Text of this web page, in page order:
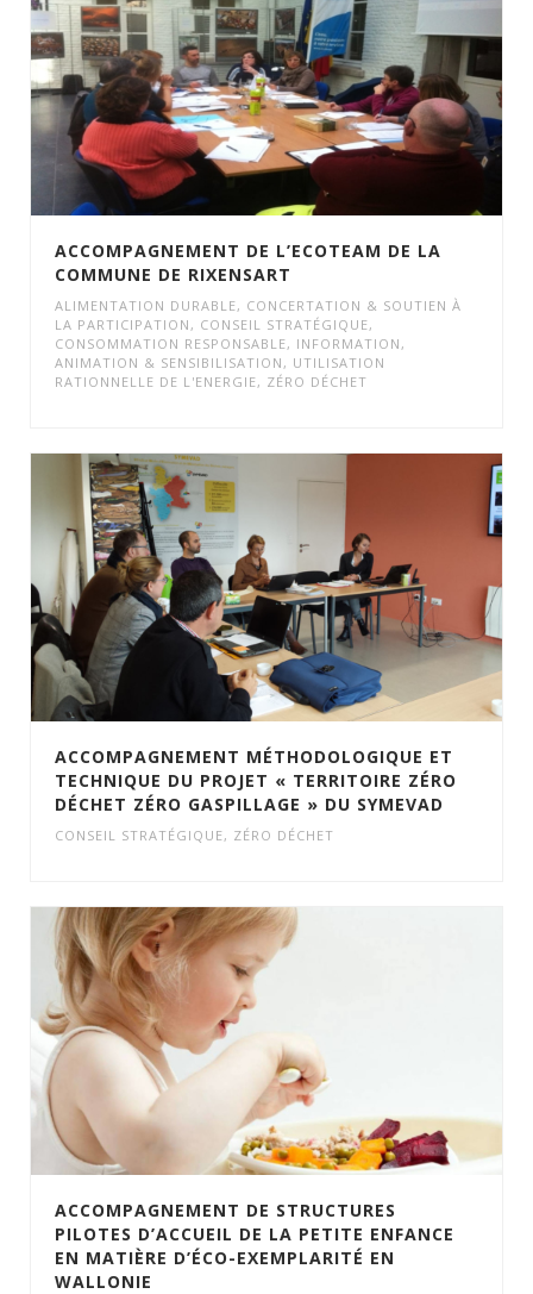
ACCOMPAGNEMENT DE L’ECOTEAM DE LA
COMMUNE DE RIXENSART
ALIMENTATION DURABLE, CONCERTATION & SOUTIEN À
LA PARTICIPATION , CONSEIL STRATÉGIQUE,
CONSOMMATION RESPONSABLE, INFORMATION,
ANIMATION & SENSIBILISATION , UTILISATION
RATIONNELLE DE L'ENERGIE, ZÉRO DÉCHET
ACCOMPAGNEMENT MÉTHODOLOGIQUE ET
TECHNIQUE DU PROJET « TERRITOIRE ZÉRO
DÉCHET ZÉRO GASPILLAGE » DU SYMEVAD
CONSEIL STRATÉGIQUE, ZÉRO DÉCHET
ACCOMPAGNEMENT DE STRUCTURES
PILOTES D’ACCUEIL DE LA PETITE ENFANCE
EN MATIÈRE D’ÉCO-EXEMPLARITÉ EN
WALLONIE